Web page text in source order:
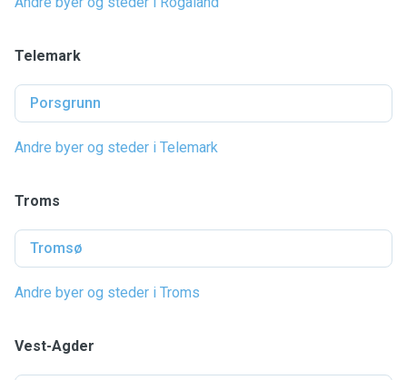
Telemark
Porsgrunn
Andre byer og steder i Telemark
Troms
Tromsø
Andre byer og steder i Troms
Vest-Agder